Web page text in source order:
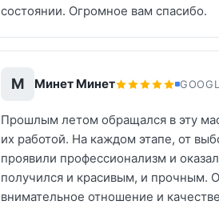
состоянии. Огромное вам спасибо.
М Минет Минет
Прошлым летом обращался в эту
их работой. На каждом этапе, от
проявили профессионализм и
получился и красивым, и прочным.
внимательное отношение и